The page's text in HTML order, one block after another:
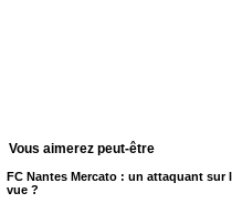
Vous aimerez peut-être
FC Nantes Mercato : un attaquant sur
vue ?